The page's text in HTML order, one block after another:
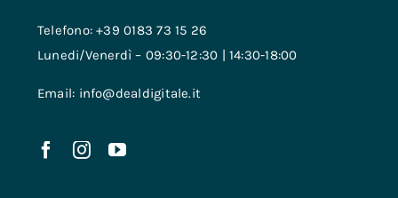
Telefono: +39 0183 73 15 26
Lunedi/Venerdì – 09:30-12:30 | 14:30-18:00
Email: info@dealdigitale.it